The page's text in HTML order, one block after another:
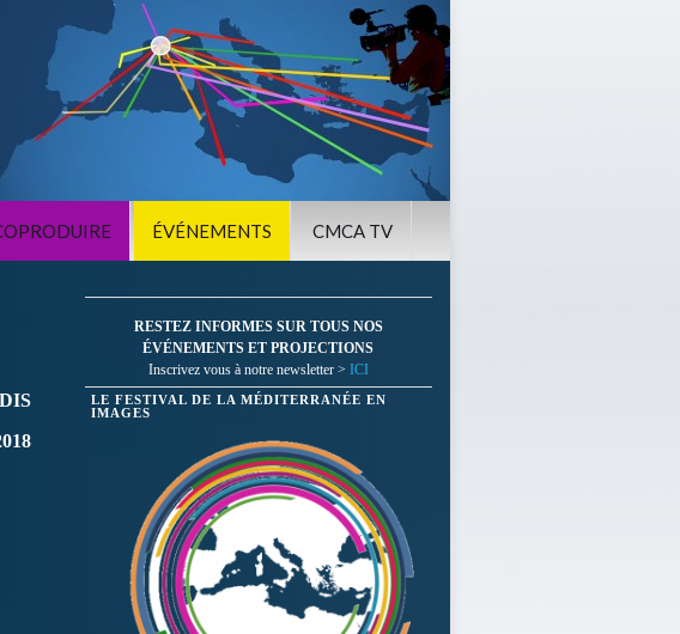
ÉVÉNEMENTS CMCA TV
RESTEZ INFORMES SUR TOUS NOS
ÉVÉNEMENTS ET PROJECTIONS
Inscrivez vous à notre newsletter > ICI
LE FESTIVAL DE LA MÉDITERRANÉE EN
IMAGES